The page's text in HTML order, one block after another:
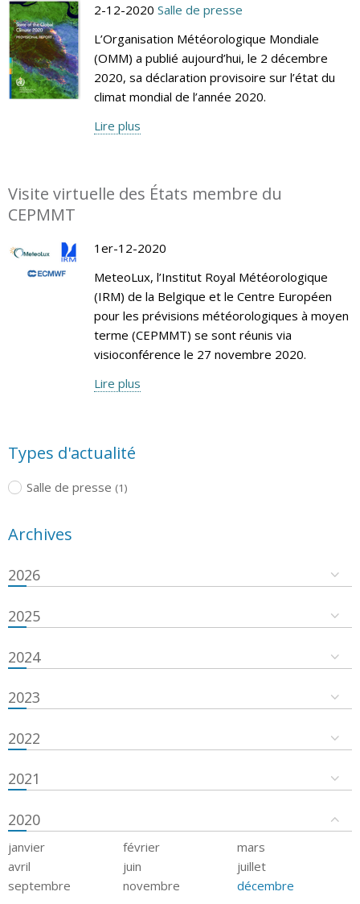
2-12-2020 Salle de presse
L’Organisation Météorologique Mondiale
(OMM) a publié aujourd’hui, le 2 décembre
2020, sa déclaration provisoire sur l’état du
climat mondial de l’année 2020.
Lire plus
Visite virtuelle des États membre du
CEPMMT
1er-12-2020
MeteoLux, l’Institut Royal Météorologique
(IRM) de la Belgique et le Centre Européen
pour les prévisions météorologiques à moyen
terme (CEPMMT) se sont réunis via
visioconférence le 27 novembre 2020.
Lire plus
Types d'actualité
Salle de presse (1)
Archives
2026
2025
2024
2023
2022
2021
2020
janvier février
mars
avril
juin
juillet
septembre
novembre décembre